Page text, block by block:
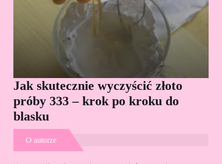
Jak skutecznie wyczyścić złoto
próby 333 – krok po kroku do
blasku
O autorze